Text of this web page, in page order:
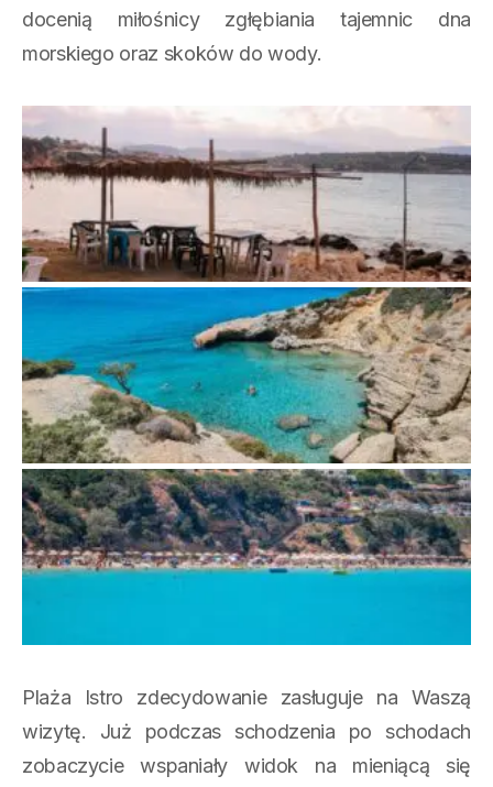
docenią miłośnicy zgłębiania tajemnic dna
morskiego oraz skoków do wody.
Plaża Istro zdecydowanie zasługuje na Waszą
wizytę. Już podczas schodzenia po schodach
zobaczycie wspaniały widok na mieniącą się